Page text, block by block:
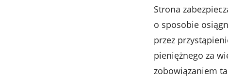
Strona
o sposobie
przez
pieniężnego za
zobowiązaniem